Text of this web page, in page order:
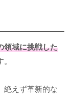
領域に挑戦した
絶えず革新的な